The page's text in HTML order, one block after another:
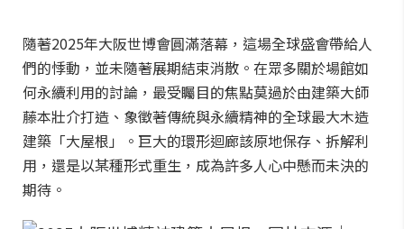
隨著2025年大阪世博會圓滿落幕，這場全球盛會帶給人
們的悸動，並未隨著展期結束消散。在眾多關於場館如
何永續利用的討論，最受矚目的焦點莫過於由建築大師
藤本壯介打造、象徵著傳統與永續精神的全球最大木造
建築「大屋根」。巨大的環形迴廊該原地保存、拆解利
用，還是以某種形式重生，成為許多人心中懸而未決的
期待。